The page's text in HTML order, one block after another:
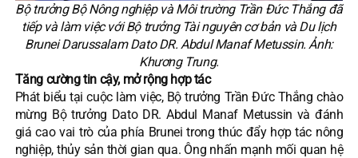
Bộ trưởng Bộ Nông nghiệp và Môi trường Trần Đức Thắng đã
tiếp và làm việc với Bộ trưởng Tài nguyên cơ bản và Du lịch
Brunei Darussalam Dato DR. Abdul Manaf Metussin. Ảnh:
Khương Trung.
Tăng cường tin cậy, mở rộng hợp tác
Phát biểu tại cuộc làm việc, Bộ trưởng Trần Đức Thắng chào
mừng Bộ trưởng Dato DR. Abdul Manaf Metussin và đánh
giá cao vai trò của phía Brunei trong thúc đẩy hợp tác nông
nghiệp, thủy sản thời gian qua. Ông nhấn mạnh mối quan hệ